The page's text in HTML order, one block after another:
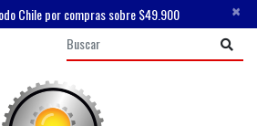
Chile por compras sobre $49.900 ×